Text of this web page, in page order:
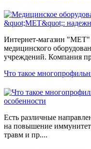
Интернет-магазин "МЕТ"
медицинского
учреждений. Компания
Что такое
Есть различные
на повышение
травм и пр....